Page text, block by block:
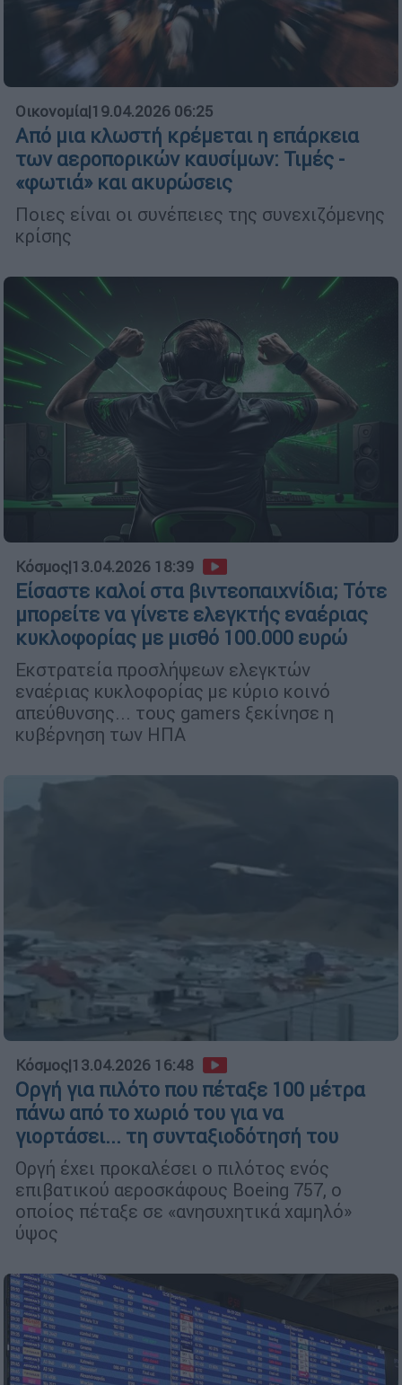
Οικονομία|19.04.2026 06:25
Από μια κλωστή κρέμεται η επάρκεια
των αεροπορικών καυσίμων: Τιμές -
«φωτιά» και ακυρώσεις
Ποιες είναι οι συνέπειες της συνεχιζόμενης
κρίσης
Κόσμος|13.04.2026 18:39
Είσαστε καλοί στα βιντεοπαιχνίδια; Τότε
μπορείτε να γίνετε ελεγκτής εναέριας
κυκλοφορίας με μισθό 100.000 ευρώ
Εκστρατεία προσλήψεων ελεγκτών
εναέριας κυκλοφορίας με κύριο κοινό
απεύθυνσης... τους gamers ξεκίνησε η
κυβέρνηση των ΗΠΑ
Κόσμος|13.04.2026 16:48
Οργή για πιλότο που πέταξε 100 μέτρα
πάνω από το χωριό του για να
γιορτάσει... τη συνταξιοδότησή του
Οργή έχει προκαλέσει ο πιλότος ενός
επιβατικού αεροσκάφους Boeing 757, ο
οποίος πέταξε σε «ανησυχητικά χαμηλό»
ύψος